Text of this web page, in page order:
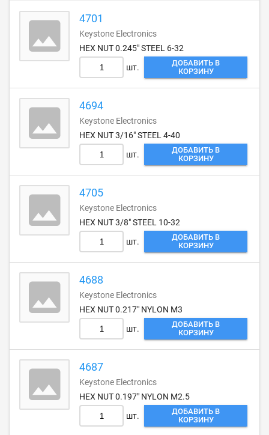
4701
Keystone Electronics
HEX NUT 0.245" STEEL 6-32
шт.
ДОБАВИТЬ В
КОРЗИНУ
4694
Keystone Electronics
HEX NUT 3/16" STEEL 4-40
шт.
ДОБАВИТЬ В
КОРЗИНУ
4705
Keystone Electronics
HEX NUT 3/8" STEEL 10-32
шт.
ДОБАВИТЬ В
КОРЗИНУ
4688
Keystone Electronics
HEX NUT 0.217" NYLON M3
шт.
ДОБАВИТЬ В
КОРЗИНУ
4687
Keystone Electronics
HEX NUT 0.197" NYLON M2.5
шт.
ДОБАВИТЬ В
КОРЗИНУ